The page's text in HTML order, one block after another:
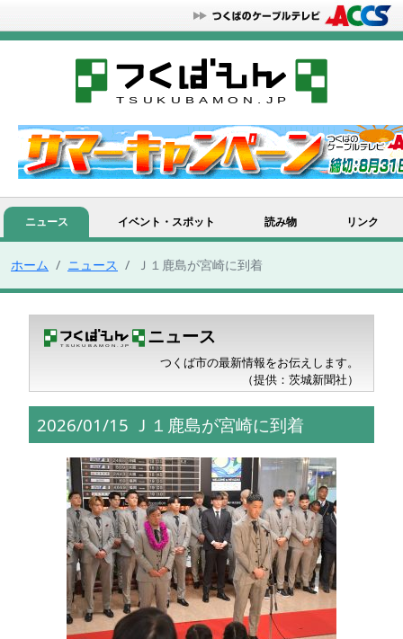
ニュース イベント・スポット 読み物 リンク
ホーム ニュース Ｊ１鹿島が宮崎に到着
ニュース
つくば市の最新情報をお伝えします。
（提供：茨城新聞社）
2026/01/15 Ｊ１鹿島が宮崎に到着